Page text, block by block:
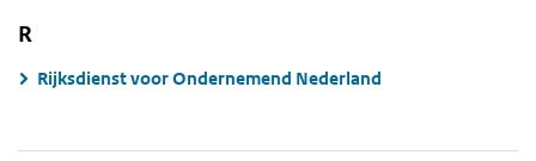
R
Rijksdienst voor Ondernemend Nederland